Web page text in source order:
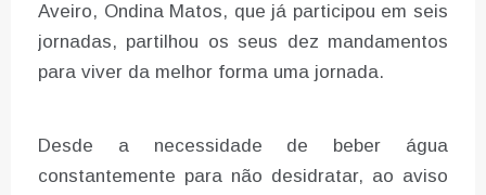
Aveiro, Ondina Matos, que já participou em seis
jornadas, partilhou os seus dez mandamentos
para viver da melhor forma uma jornada.
Desde a necessidade de beber água
constantemente para não desidratar, ao aviso